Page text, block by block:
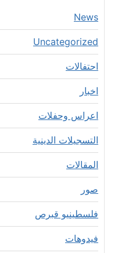
News
Uncategorized
احتفالات
اخبار
اعراس وحفلات
التسجيلات الدينية
المقالات
صور
فلسطينيو قبرص
فيدوهات